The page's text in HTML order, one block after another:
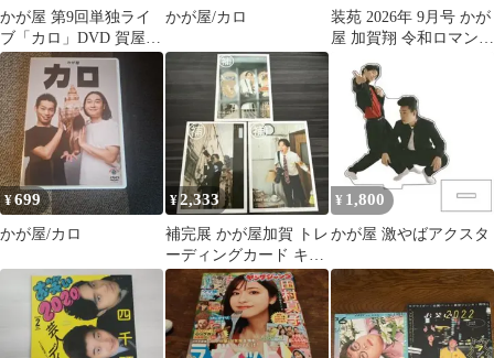
かが屋 第9回単独ライ
ブ「カロ」DVD 賀屋壮
也 加賀翔 お笑い ライ
ブ
かが屋/カロ
装苑 2026年 9月号 かが
屋 加賀翔 令和ロマン
くるま 切り抜き
¥699
かが屋/カロ
¥2,333
補完展 かが屋加賀 トレ
ーディングカード キー
ホルダー
¥ 1,800
かが屋 激やばアクスタ